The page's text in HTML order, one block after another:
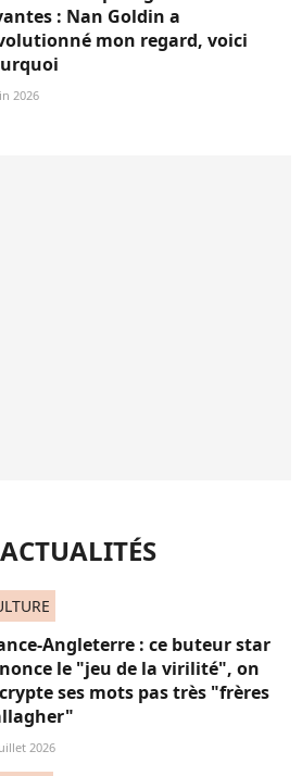
: Nan Goldin a
mon regard, voici
2026
Angleterre : ce buteur star
le "jeu de la virilité", on
ses mots pas très "frères
2026